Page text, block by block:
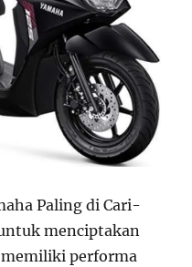
Paling di Cari-
menciptakan
memiliki performa